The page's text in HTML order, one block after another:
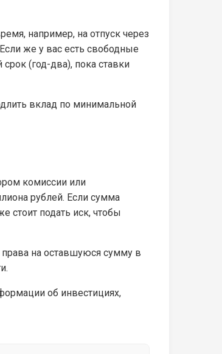
например, на отпуск через
же у вас есть свободные
(год-два), пока ставки
вклад по минимальной
комиссии или
рублей. Если сумма
стоит подать иск, чтобы
на оставшуюся сумму в
об инвестициях,